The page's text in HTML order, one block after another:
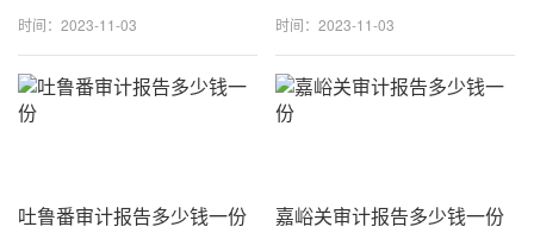
18611114677 (同v信) 一般
1500~3500元一份,专业出具审
计报告.
时间：2023-11-03
18611114677 (同v信) 一般
1500~3500元一份,专业出具审
计报告.
时间：2023-11-03
吐鲁番审计报告多少钱一份 嘉峪关审计报告多少钱一份